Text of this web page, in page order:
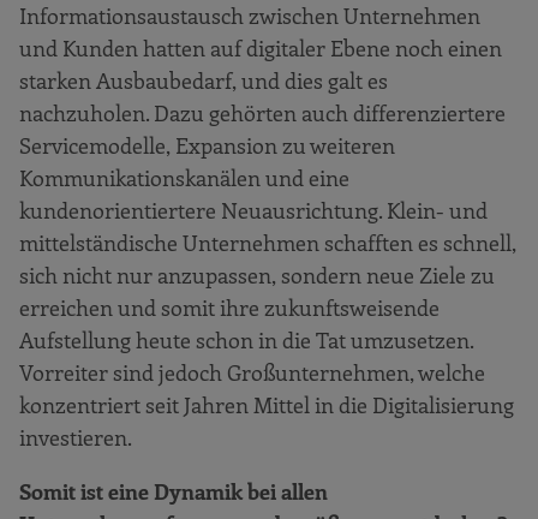
Informationsaustausch zwischen Unternehmen
und Kunden hatten auf digitaler Ebene noch einen
starken Ausbaubedarf, und dies galt es
nachzuholen. Dazu gehörten auch differenziertere
Servicemodelle, Expansion zu weiteren
Kommunikationskanälen und eine
kundenorientiertere Neuausrichtung. Klein- und
mittelständische Unternehmen schafften es schnell,
sich nicht nur anzupassen, sondern neue Ziele zu
erreichen und somit ihre zukunftsweisende
Aufstellung heute schon in die Tat umzusetzen.
Vorreiter sind jedoch Großunternehmen, welche
konzentriert seit Jahren Mittel in die Digitalisierung
investieren.
Somit ist eine Dynamik bei allen